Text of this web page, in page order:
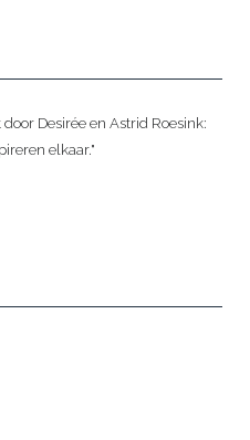
Desirée en Astrid Roesink:
elkaar."